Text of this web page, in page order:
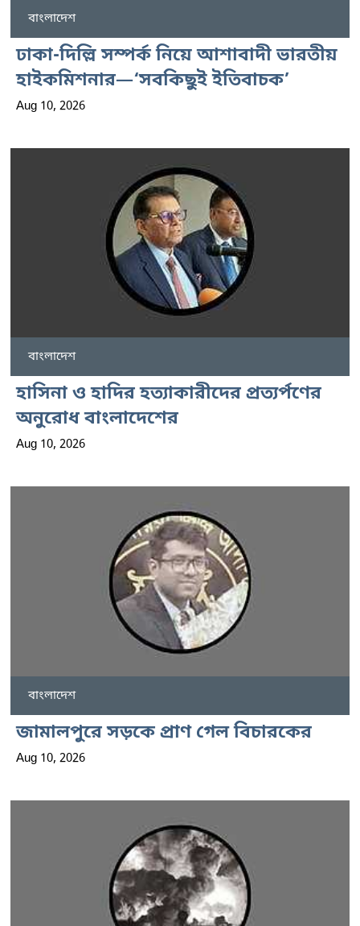
বাংলাদেশ
ঢাকা-দিল্লি সম্পর্ক নিয়ে আশাবাদী ভারতীয়
হাইকমিশনার—‘সবকিছুই ইতিবাচক’
Aug 10, 2026
বাংলাদেশ
হাসিনা ও হাদির হত্যাকারীদের প্রত্যর্পণের
অনুরোধ বাংলাদেশের
Aug 10, 2026
বাংলাদেশ
জামালপুরে সড়কে প্রাণ গেল বিচারকের
Aug 10, 2026